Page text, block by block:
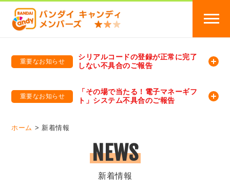
重要なお知らせ
シリアルコードの登録が正常に完了
しない不具合のご報告
重要なお知らせ
「その場で当たる！電子マネーギフ
ト」システム不具合のご報告
ホーム 新着情報
NEWS
新着情報